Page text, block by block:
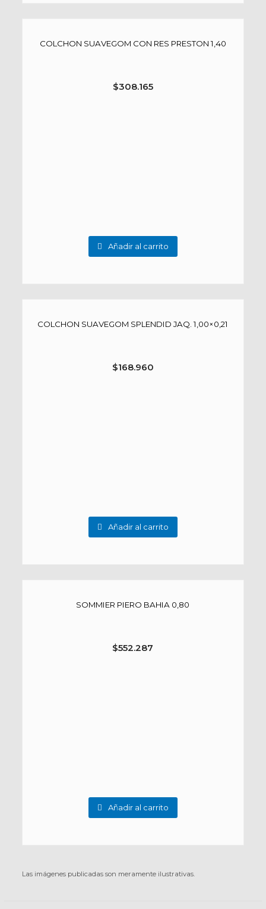
COLCHON SUAVEGOM CON RES PRESTON 1,40
$308.165
Añadir al carrito
COLCHON SUAVEGOM SPLENDID JAQ. 1,00×0,21
$168.960
Añadir al carrito
SOMMIER PIERO BAHIA 0,80
$552.287
Añadir al carrito
Las imágenes publicadas son meramente ilustrativas.